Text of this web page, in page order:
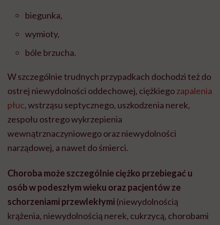
biegunka,
wymioty,
bóle brzucha.
W szczególnie trudnych przypadkach dochodzi też do
ostrej niewydolności oddechowej, ciężkiegozapalenia
płuc, wstrząsu septycznego, uszkodzenia nerek,
zespołu ostrego wykrzepienia
wewnątrznaczyniowego oraz niewydolności
narządowej, a nawet do śmierci.
Choroba może szczególnie ciężko przebiegać u
osób w podeszłym wieku oraz pacjentów ze
schorzeniami przewlekłymi (niewydolnością
krążenia, niewydolnością nerek, cukrzycą, chorobami